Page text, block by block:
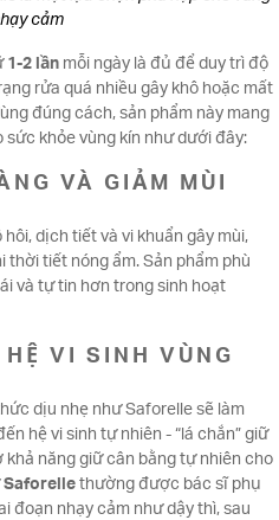
cảm
1-2 lần mỗi ngày là đủ để duy trì độ
rửa quá nhiều gây khô hoặc mất
đúng cách, sản phẩm này mang
khỏe vùng kín như dưới đây:
VÀ GIẢM MÙI
dịch tiết và vi khuẩn gây mùi,
thời tiết nóng ẩm. Sản phẩm phù
và tự tin hơn trong sinh hoạt
VI SINH VÙNG
dịu nhẹ như Saforelle sẽ làm
hệ vi sinh tự nhiên - “lá chắn” giữ
khả năng giữ cân bằng tự nhiên cho
Saforelle thường được bác sĩ phụ
đoạn nhạy cảm như dậy thì, sau